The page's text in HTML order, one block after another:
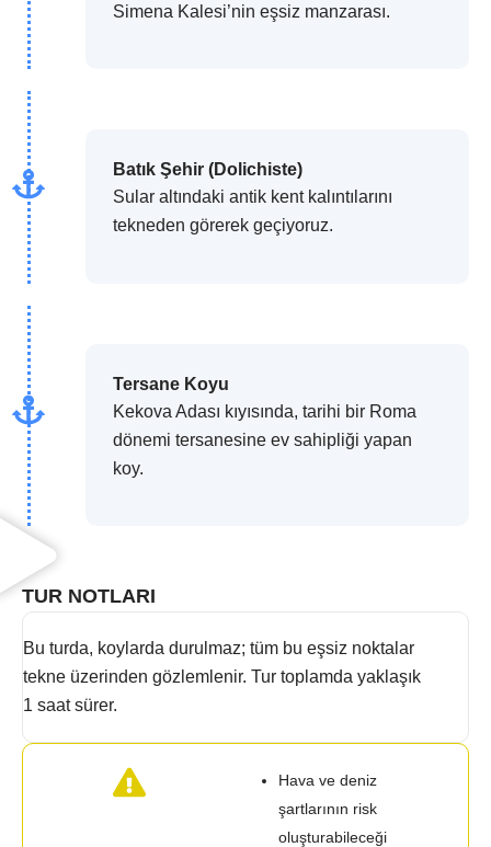
Simena Kalesi’nin eşsiz manzarası.
Batık Şehir (Dolichiste)
Sular altındaki antik kent kalıntılarını
tekneden görerek geçiyoruz.
Tersane Koyu
Kekova Adası kıyısında, tarihi bir Roma
dönemi tersanesine ev sahipliği yapan
koy.
TUR NOTLARI
Bu turda, koylarda durulmaz; tüm bu eşsiz noktalar
tekne üzerinden gözlemlenir. Tur toplamda yaklaşık
1 saat sürer.
Hava ve deniz
şartlarının risk
oluşturabileceği